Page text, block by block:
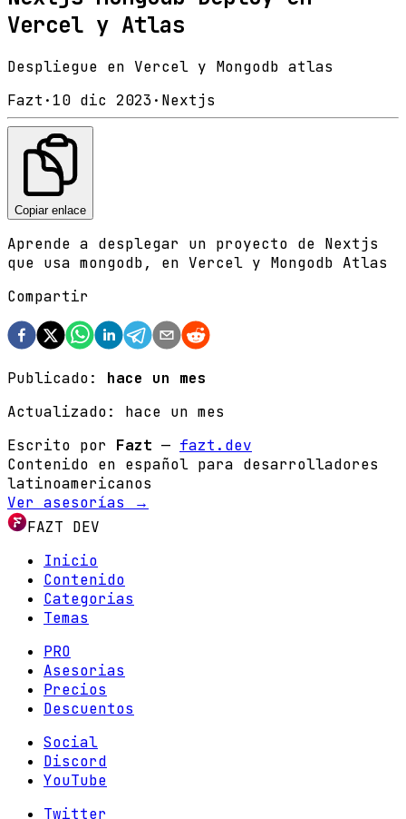
Vercel y Atlas
Despliegue en Vercel y Mongodb atlas
Fazt · 10 dic 2023· Nextjs
Copiar enlace
Aprende a desplegar un proyecto de Nextjs
que usa mongodb, en Vercel y Mongodb Atlas
Compartir
Publicado:
hace un mes
Actualizado: hace un mes
Escrito por Fazt — fazt.dev
Contenido en español para desarrolladores
latinoamericanos
Ver asesorías →
FAZT DEV
Inicio
Contenido
Categorias
Temas
PRO
Asesorias
Precios
Descuentos
Social
Discord
YouTube
Twitter